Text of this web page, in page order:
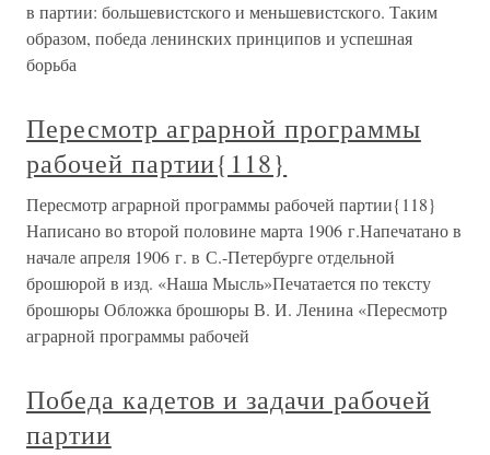
в партии: большевистского и меньшевистского. Таким
образом, победа ленинских принципов и успешная
борьба
Пересмотр аграрной программы
рабочей партии{118}
Пересмотр аграрной программы рабочей партии{118}
Написано во второй половине марта 1906 г.Напечатано в
начале апреля 1906 г. в С.-Петербурге отдельной
брошюрой в изд. «Наша Мысль»Печатается по тексту
брошюры Обложка брошюры В. И. Ленина «Пересмотр
аграрной программы рабочей
Победа кадетов и задачи рабочей
партии